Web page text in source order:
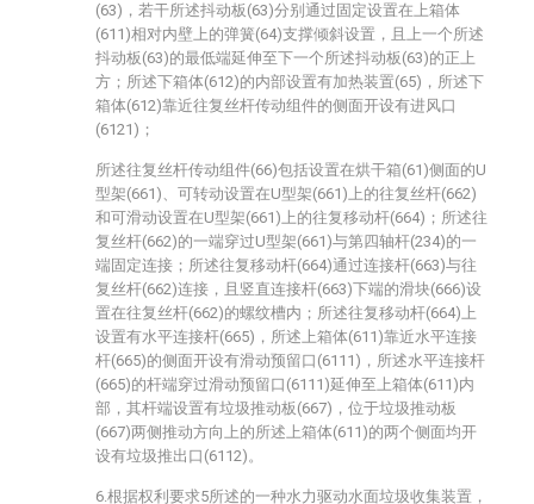
(63)，若干所述抖动板(63)分别通过固定设置在上箱体
(611)相对内壁上的弹簧(64)支撑倾斜设置，且上一个所述
抖动板(63)的最低端延伸至下一个所述抖动板(63)的正上
方；所述下箱体(612)的内部设置有加热装置(65)，所述下
箱体(612)靠近往复丝杆传动组件的侧面开设有进风口
(6121)；
所述往复丝杆传动组件(66)包括设置在烘干箱(61)侧面的U
型架(661)、可转动设置在U型架(661)上的往复丝杆(662)
和可滑动设置在U型架(661)上的往复移动杆(664)；所述往
复丝杆(662)的一端穿过U型架(661)与第四轴杆(234)的一
端固定连接；所述往复移动杆(664)通过连接杆(663)与往
复丝杆(662)连接，且竖直连接杆(663)下端的滑块(666)设
置在往复丝杆(662)的螺纹槽内；所述往复移动杆(664)上
设置有水平连接杆(665)，所述上箱体(611)靠近水平连接
杆(665)的侧面开设有滑动预留口(6111)，所述水平连接杆
(665)的杆端穿过滑动预留口(6111)延伸至上箱体(611)内
部，其杆端设置有垃圾推动板(667)，位于垃圾推动板
(667)两侧推动方向上的所述上箱体(611)的两个侧面均开
设有垃圾推出口(6112)。
6.根据权利要求5所述的一种水力驱动水面垃圾收集装置，